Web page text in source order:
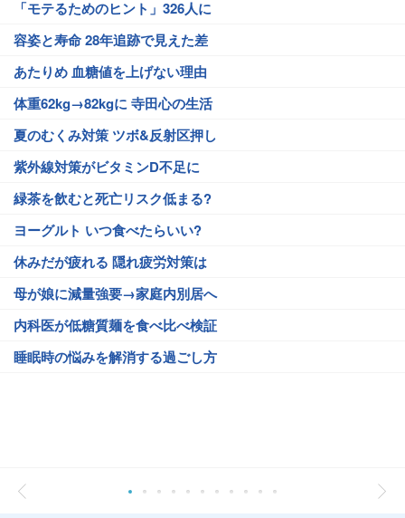
「モテるためのヒント」326人に
容姿と寿命 28年追跡で見えた差
あたりめ 血糖値を上げない理由
体重62kg→82kgに 寺田心の生活
夏のむくみ対策 ツボ&反射区押し
紫外線対策がビタミンD不足に
緑茶を飲むと死亡リスク低まる?
ヨーグルト いつ食べたらいい?
休みだが疲れる 隠れ疲労対策は
母が娘に減量強要→家庭内別居へ
内科医が低糖質麺を食べ比べ検証
睡眠時の悩みを解消する過ごし方